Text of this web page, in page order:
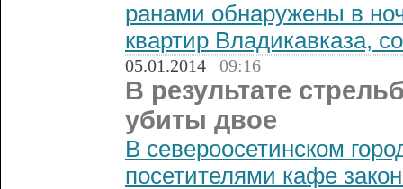
ранами обнаружены в
квартир Владикавказа,
05.01.2014 09:16
В результате
убиты двое
В североосетинском
посетителями кафе